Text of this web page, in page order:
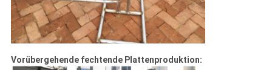
Vorübergehende fechtende Plattenproduktion: